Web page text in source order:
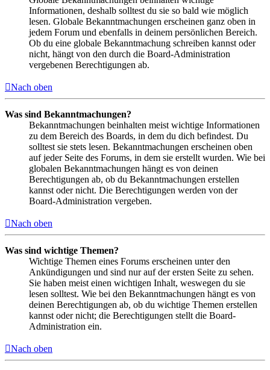
Informationen, deshalb solltest du sie so bald wie möglich
lesen. Globale Bekanntmachungen erscheinen ganz oben in
jedem Forum und ebenfalls in deinem persönlichen Bereich.
Ob du eine globale Bekanntmachung schreiben kannst oder
nicht, hängt von den durch die Board-Administration
vergebenen Berechtigungen ab.
Nach oben
Was sind Bekanntmachungen?
Bekanntmachungen beinhalten meist wichtige Informationen
zu dem Bereich des Boards, in dem du dich befindest. Du
solltest sie stets lesen. Bekanntmachungen erscheinen oben
auf jeder Seite des Forums, in dem sie erstellt wurden. Wie bei
globalen Bekanntmachungen hängt es von deinen
Berechtigungen ab, ob du Bekanntmachungen erstellen
kannst oder nicht. Die Berechtigungen werden von der
Board-Administration vergeben.
Nach oben
Was sind wichtige Themen?
Wichtige Themen eines Forums erscheinen unter den
Ankündigungen und sind nur auf der ersten Seite zu sehen.
Sie haben meist einen wichtigen Inhalt, weswegen du sie
lesen solltest. Wie bei den Bekanntmachungen hängt es von
deinen Berechtigungen ab, ob du wichtige Themen erstellen
kannst oder nicht; die Berechtigungen stellt die Board-
Administration ein.
Nach oben